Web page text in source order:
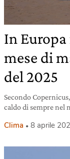
In Europa
mese di
del 2025
Secondo
caldo di sempre nel
Clima 8 aprile